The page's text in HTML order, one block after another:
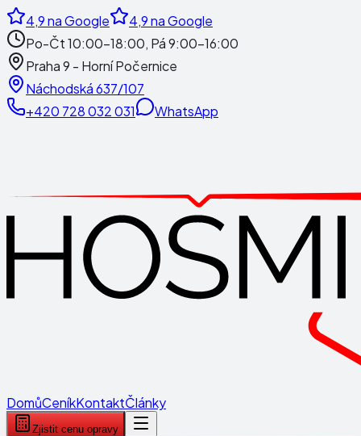
4,9na Google 4,9na Google
Po-Čt 10:00-18:00, Pá 9:00-16:00
Praha 9 - Horní Počernice
Náchodská 637/107
+420 728 032 031
WhatsApp
DomůCeníkKontaktČlánky
Zjistit cenu opravy